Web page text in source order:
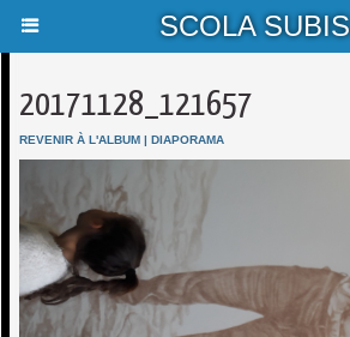
SCOLA
20171128_121657
REVENIR À L'ALBUM | DIAPORAMA